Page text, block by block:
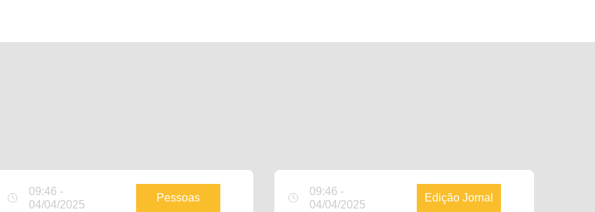
09:46 -
04/04/2025
Pessoas
09:46 -
04/04/2025
Edição Jornal